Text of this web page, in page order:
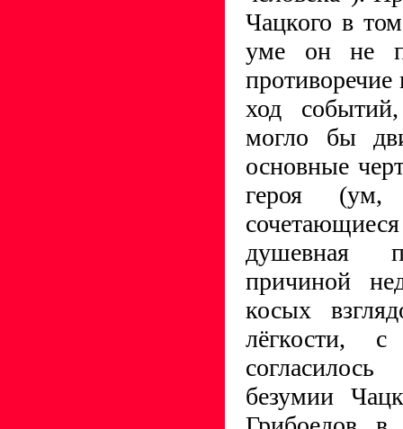
Чацкого в
уме он не
противоречие
ход
могло бы
основные
героя (ум,
душевная
причиной
косых
лёгкости,
безумии